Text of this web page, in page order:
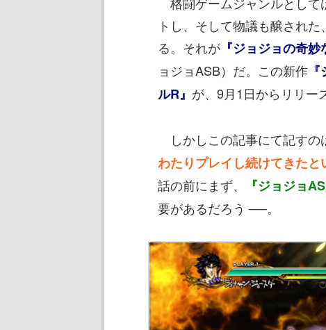
トし、そして物議も醸され
る。それが 『ジョジョの奇
ョジョASB）だ。この新作
ルR』 が、9月1日からリリー
しかしこの記事にて記すの
わたりプレイし続けてきたと
話の前にまず、
『ジョジョ
要があるだろう ──。